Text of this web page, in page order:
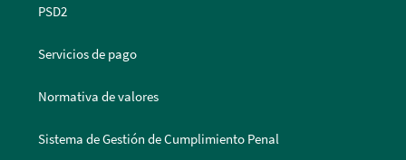
PSD2
Servicios de pago
Normativa de valores
Sistema de Gestión de Cumplimiento Penal